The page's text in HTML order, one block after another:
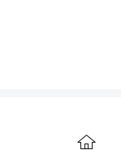
地引进了
年大学毕